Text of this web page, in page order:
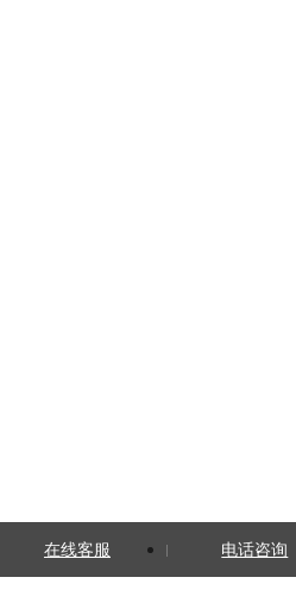
在线客服 电话咨询